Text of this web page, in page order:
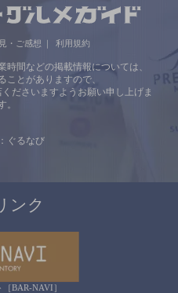
・ご感想 利用規約
間などの掲載情報については、
ことがありますので、
ださいますようお願い申し上げま
。
ぐるなび
ンク
BAR-NAVI］